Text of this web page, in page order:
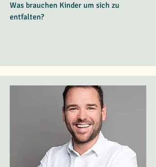
Was brauchen Kinder um sich zu
entfalten?